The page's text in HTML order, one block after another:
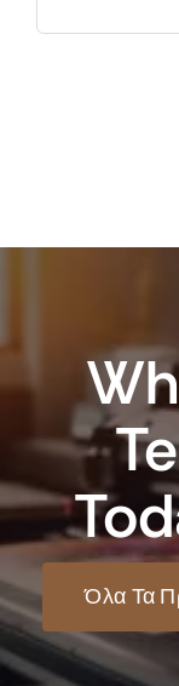
Όλα Τα